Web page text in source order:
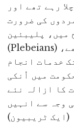
رہے تھے اور
کی ضرورت
میں، پلیبئین،
(Plebeians) جو لڑاکا فوج کا بڑا حصہ تھے،
خدمات انجام
میں اُنکی
کا ازالہ نئے
وجہ سے انہیں
(ایک ٹریبیون)